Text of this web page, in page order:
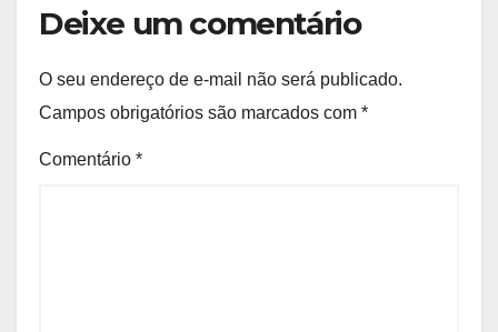
Deixe um comentário
O seu endereço de e-mail não será publicado.
Campos obrigatórios são marcados com *
Comentário *